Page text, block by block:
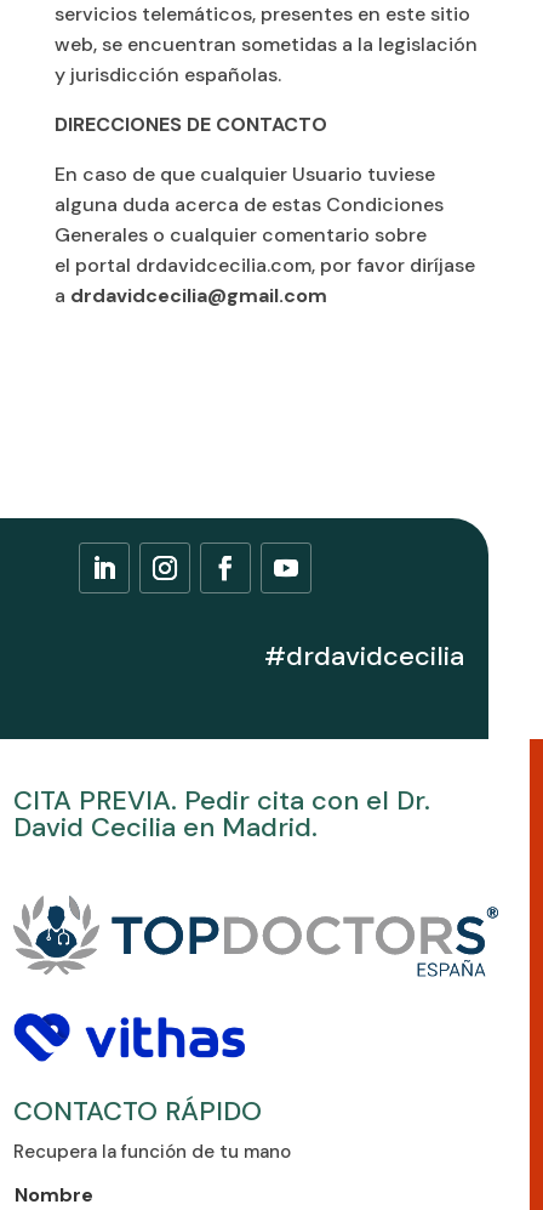
servicios telemáticos, presentes en este sitio
web, se encuentran sometidas a la legislación
y jurisdicción españolas.
DIRECCIONES DE CONTACTO
En caso de que cualquier Usuario tuviese
alguna duda acerca de estas Condiciones
Generales o cualquier comentario sobre
el portal drdavidcecilia.com, por favor diríjase
a drdavidcecilia@gmail.com
#drdavidcecilia
CITA PREVIA. Pedir cita con el Dr.
David Cecilia en Madrid.
CONTACTO RÁPIDO
Recupera la función de tu mano
Nombre